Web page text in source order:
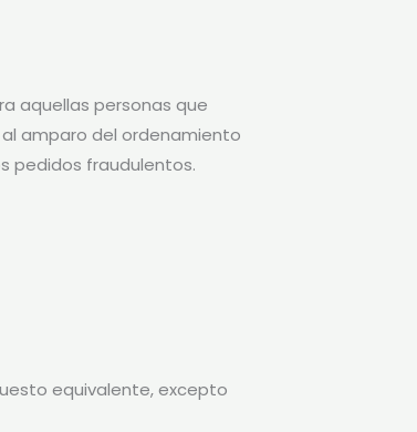
aquellas personas que
amparo del ordenamiento
pedidos fraudulentos.
equivalente, excepto